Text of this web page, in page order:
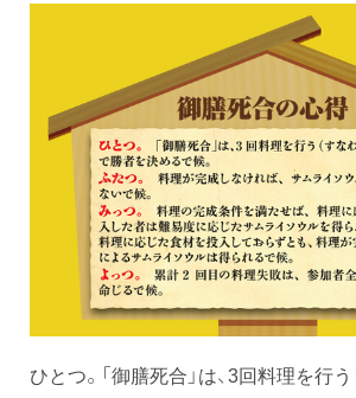
ひとつ。「御膳死合」は、3回料理を行う